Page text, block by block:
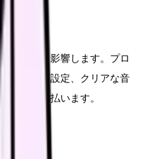
に大きく影響します。プロ
切な照明設定、クリアな音
な注意を払います。